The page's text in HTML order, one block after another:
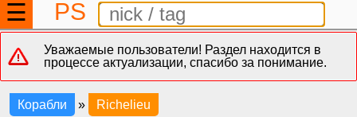
☰ PS
Уважаемые пользователи! Раздел находится в
процессе актуализации, спасибо за понимание.
Корабли » Richelieu